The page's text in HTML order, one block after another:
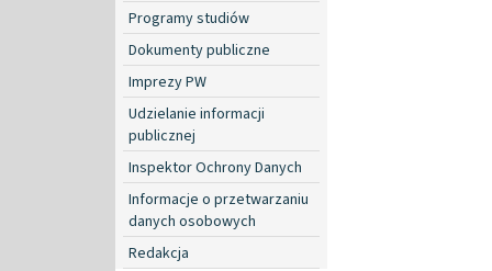
Programy studiów
Dokumenty publiczne
Imprezy PW
Udzielanie informacji
publicznej
Inspektor Ochrony Danych
Informacje o przetwarzaniu
danych osobowych
Redakcja